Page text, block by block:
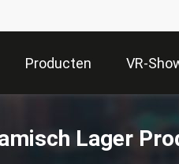
Producten VR-
Lager